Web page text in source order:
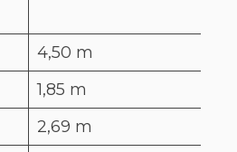
4,50 m
1,85 m
2,69 m